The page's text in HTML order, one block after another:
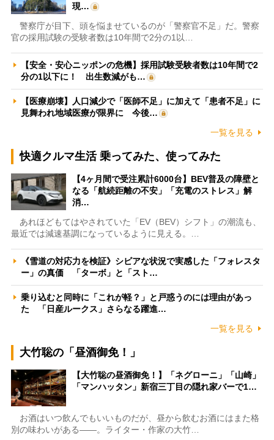
現…
警察庁が目下、頭を悩ませているのが「警察官不足」だ。警察
官の採用試験の受験者数は10年間で2分の1以…
【安全・安心ニッポンの危機】採用試験受験者数は10年間で2
分の1以下に！ 出生数減がも…
【医療崩壊】人口減少で「医師不足」に加えて「患者不足」に
見舞われ地域医療が限界に 今後…
一覧を見る
快適クルマ生活 乗ってみた、使ってみた
【4ヶ月間で受注累計6000台】BEV普及の障壁と
なる「航続距離の不安」「充電のストレス」解
消…
あれほどもてはやされていた「EV（BEV）シフト」の潮流も、
最近では減速基調になっているように見える。…
《雪道の対応力を検証》シビアな状況で実感した「フォレスタ
ー」の真価 「ターボ」と「スト…
乗り込むと同時に「これが軽？」と戸惑うのには理由があっ
た 「日産ルークス」さらなる躍進…
一覧を見る
大竹聡の「昼酒御免！」
【大竹聡の昼酒御免！】「ネグローニ」「山崎」
「マンハッタン」新宿三丁目の隠れ家バーで1…
お酒はいつ飲んでもいいものだが、昼から飲むお酒にはまた格
別の味わいがある――。ライター・作家の大竹…